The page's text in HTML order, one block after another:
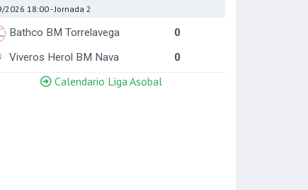
2026 18:00- Jornada 2
Bathco BM Torrelavega
0
Viveros Herol BM Nava
0
Calendario Liga Asobal